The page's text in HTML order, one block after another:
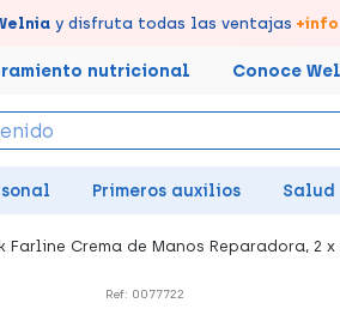
rápida y gratuitaen farmacia
y disfruta todas las ventajas +info
creando tu cuentaaquí
de Confianza, acumúlalos online.
nutricional Conoce
Primeros auxilios Salud
Farline Crema de Manos Reparadora, 2 x
Ref: 0077722